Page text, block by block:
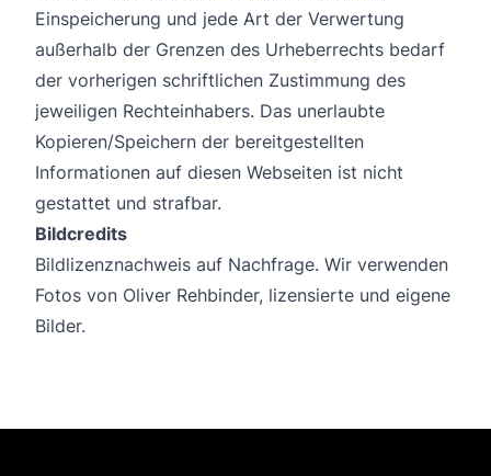
Einspeicherung und jede Art der Verwertung
außerhalb der Grenzen des Urheberrechts bedarf
der vorherigen schriftlichen Zustimmung des
jeweiligen Rechteinhabers. Das unerlaubte
Kopieren/Speichern der bereitgestellten
Informationen auf diesen Webseiten ist nicht
gestattet und strafbar.
Bildcredits
Bildlizenznachweis auf Nachfrage. Wir verwenden
Fotos von Oliver Rehbinder, lizensierte und eigene
Bilder.